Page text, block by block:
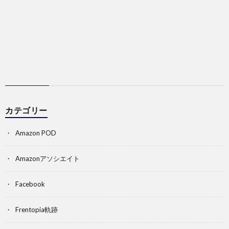
カテゴリー
Amazon POD
Amazonアソシエイト
Facebook
Frentopia軌跡